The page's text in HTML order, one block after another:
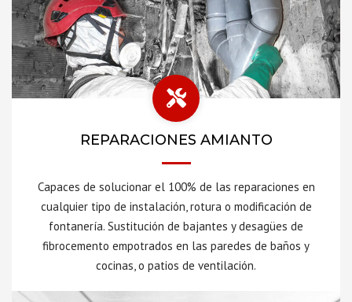
REPARACIONES AMIANTO
Capaces de solucionar el 100% de las reparaciones en
cualquier tipo de instalación, rotura o modificación de
fontanería. Sustitución de bajantes y desagües de
fibrocemento empotrados en las paredes de baños y
cocinas, o patios de ventilación.